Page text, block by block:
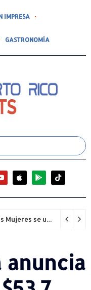
IMPRESA
GASTRONOMÍA
La Oficina de la Procuradora de las Mujeres se unió nuevamente a la iniciativa “Quiero Mi Escuela” y adoptó tres planteles escolares
anuncia